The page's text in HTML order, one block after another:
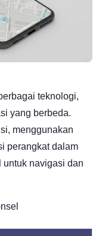
teknologi,
yang berbeda.
menggunakan
perangkat dalam
untuk navigasi dan